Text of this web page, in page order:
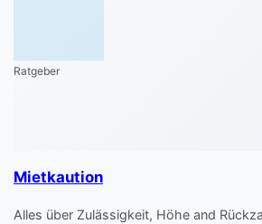
Ratgeber
Mietkaution
Alles über Zulässigkeit, Höhe and